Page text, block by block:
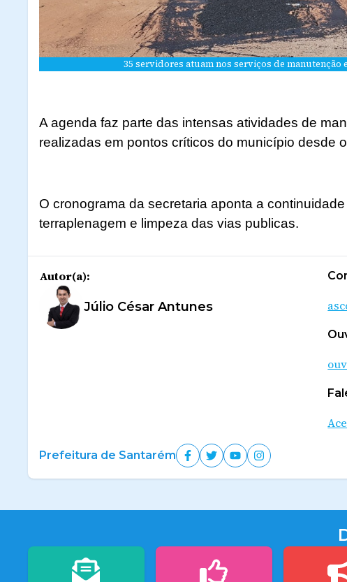
35 servidores atuam nos serviços de manutenção
A agenda faz parte das intensas atividades de
realizadas em pontos críticos do município desde
O cronograma da secretaria aponta a
terraplenagem e limpeza das vias publicas.
Autor(a):
Júlio César Antunes
Prefeitura de Santarém